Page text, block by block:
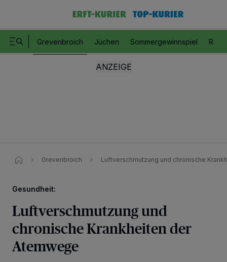
Grevenbroich Jüchen Sommergewinnspiel
Grevenbroich Luftverschmutzung und chronische
Gesundheit:
Luftverschmutzung und
chronische Krankheiten der
Atemwege